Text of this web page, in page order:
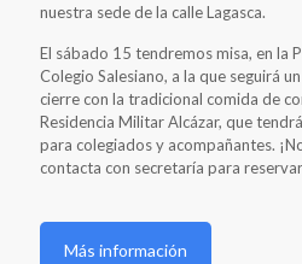
nuestra sede de la calle Lagasca.
El sábado 15 tendremos misa, en la
Colegio Salesiano, a la que seguirá
cierre con la tradicional comida de
Residencia Militar Alcázar, que
para colegiados y acompañantes.
contacta con secretaría para
Más información